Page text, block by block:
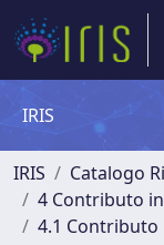
IRIS
IRIS
Catalogo
4 Contributo
4.1 Contributo